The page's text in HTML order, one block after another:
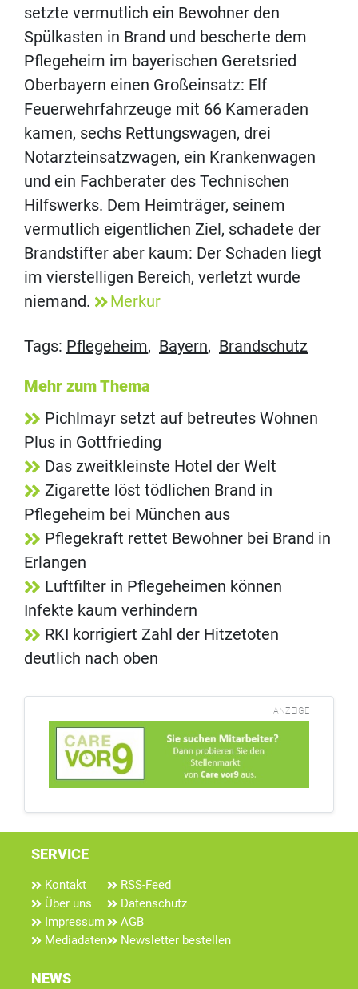
setzte vermutlich ein Bewohner den
Spülkasten in Brand und bescherte dem
Pflegeheim im bayerischen Geretsried
Oberbayern einen Großeinsatz: Elf
Feuerwehrfahrzeuge mit 66 Kameraden
kamen, sechs Rettungswagen, drei
Notarzteinsatzwagen, ein Krankenwagen
und ein Fachberater des Technischen
Hilfswerks. Dem Heimträger, seinem
vermutlich eigentlichen Ziel, schadete der
Brandstifter aber kaum: Der Schaden liegt
im vierstelligen Bereich, verletzt wurde
niemand.
Merkur
Tags: Pflegeheim, Bayern, Brandschutz
Mehr zum Thema
Pichlmayr setzt auf betreutes Wohnen
Plus in Gottfrieding
Das zweitkleinste Hotel der Welt
Zigarette löst tödlichen Brand in
Pflegeheim bei München aus
Pflegekraft rettet Bewohner bei Brand in
Erlangen
Luftfilter in Pflegeheimen können
Infekte kaum verhindern
RKI korrigiert Zahl der Hitzetoten
deutlich nach oben
ANZEIGE
SERVICE
Kontakt
Über uns
Impressum
Mediadaten
RSS-Feed
Datenschutz
AGB
Newsletter bestellen
NEWS